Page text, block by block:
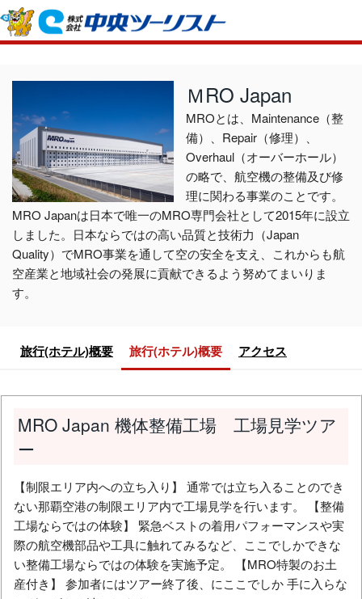
ご利用案内
お申込方法について
お支払いについて
お受取り方法について
取消手数料について
プライバシーポリシー
店舗のご案内
よくあるご質問
ご旅行条件書 会社概要
観光庁長官登録旅行業第555号
日本旅行業協会正会員
ＭRO Japan
MROとは、Maintenance（整
備）、Repair（修理）、
Overhaul（オーバーホール）
の略で、航空機の整備及び修
理に関わる事業のことです。
MRO Japanは日本で唯一のMRO専門会社として2015年に設立
しました。日本ならではの高い品質と技術力（Japan
Quality）でMRO事業を通して空の安全を支え、これからも航
空産業と地域社会の発展に貢献できるよう努めてまいりま
す。
旅行(ホテル)概要 旅行(ホテル)概要 アクセス
MRO Japan 機体整備工場 工場見学ツア
ー
【制限エリア内への立ち入り】 通常では立ち入ることのでき
ない那覇空港の制限エリア内で工場見学を行います。 【整備
工場ならではの体験】 緊急ベストの着用パフォーマンスや実
際の航空機部品や工具に触れてみるなど、ここでしかできな
い整備工場ならではの体験を実施予定。 【MRO特製のお土
産付き】 参加者にはツアー終了後、にここでしか 手に入らな